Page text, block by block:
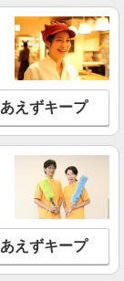
えずキープ
えずキープ